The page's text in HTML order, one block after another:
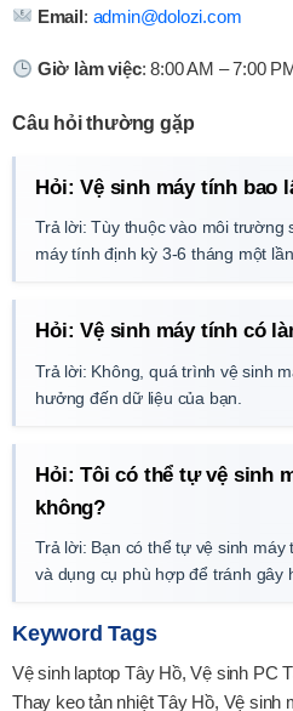
Email: admin@dolozi.com
Giờ làm việc: 8:00 AM – 7:00
Câu hỏi thường gặp
Hỏi: Vệ sinh máy tính bao
Trả lời: Tùy thuộc vào môi trường
máy tính định kỳ 3-6 tháng một
Hỏi: Vệ sinh máy tính có
Trả lời: Không, quá trình vệ sinh
hưởng đến dữ liệu của bạn.
Hỏi: Tôi có thể tự vệ sinh
không?
Trả lời: Bạn có thể tự vệ sinh
và dụng cụ phù hợp để tránh gây
Keyword Tags
Vệ sinh laptop Tây Hồ, Vệ sinh PC
Thay keo tản nhiệt Tây Hồ, Vệ sinh